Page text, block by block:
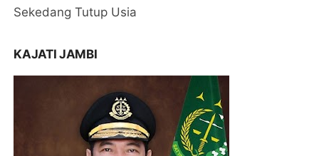
Sekedang Tutup Usia
KAJATI JAMBI